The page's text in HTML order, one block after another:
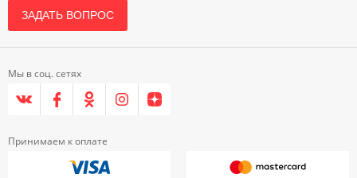
ЗАДАТЬ ВОПРОС
Мы в соц. сетях
Принимаем к оплате